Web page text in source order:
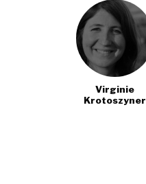
Virginie
Krotoszyner